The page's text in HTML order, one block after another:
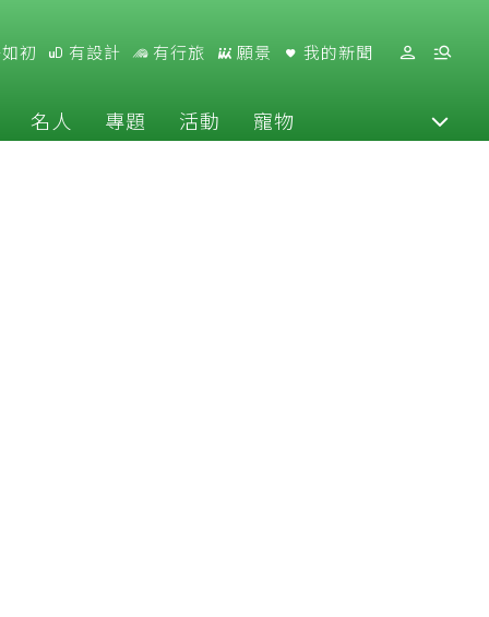
初 有設計 有行旅 願景 我的新聞
名人 專題 活動 寵物